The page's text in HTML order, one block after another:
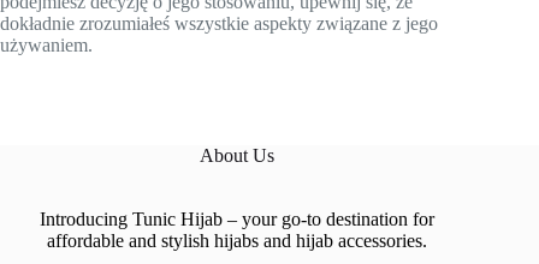
dokładnie zrozumiałeś wszystkie aspekty związane z jego
używaniem.
About Us
Introducing Tunic Hijab – your go-to destination for
affordable and stylish hijabs and hijab accessories.